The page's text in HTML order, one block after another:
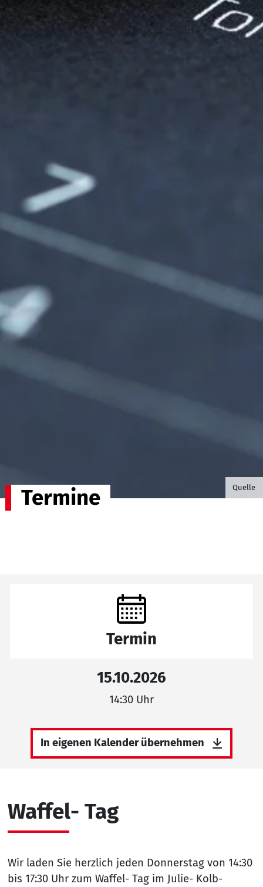
©B.G.
Quelle
Termine
Waffel- Tag
Wir laden Sie herzlich jeden Donnerstag von 14:30
bis 17:30 Uhr zum Waffel- Tag im Julie- Kolb-
Termin
15.10.2026
14:30 Uhr
In eigenen Kalender übernehmen